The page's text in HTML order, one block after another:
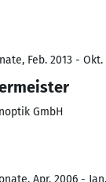
Feb. 2013 - Okt.
GmbH
Apr. 2006 -